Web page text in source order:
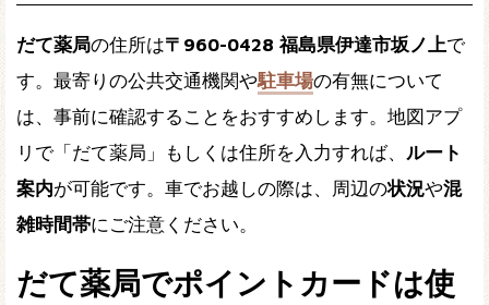
だて薬局の住所は〒960-0428 福島県伊達市坂ノ上で
す。最寄りの公共交通機関や駐車場の有無について
は、事前に確認することをおすすめします。地図アプ
リで「だて薬局」もしくは住所を入力すれば、 ルート
案内が可能です。車でお越しの際は、周辺の状況や混
雑時間帯にご注意ください。
だて薬局でポイントカードは使